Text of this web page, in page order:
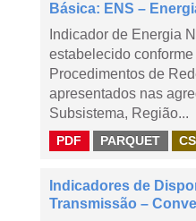
Básica: ENS –
Indicador de Energia
estabelecido
Procedimentos de
apresentados nas
Subsistema, Região...
PDF PARQUET
Indicadores de
Transmissão –